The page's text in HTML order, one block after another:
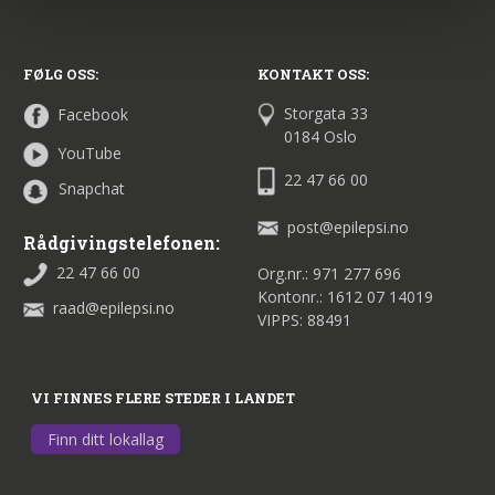
FØLG OSS:
Facebook
YouTube
Snapchat
Rådgivingstelefonen:
22 47 66 00
raad@epilepsi.no
KONTAKT OSS:
Storgata 33
0184 Oslo
22 47 66 00
post@epilepsi.no
Org.nr.: 971 277 696
Kontonr.: 1612 07 14019
VIPPS: 88491
VI FINNES FLERE STEDER I LANDET
Finn ditt lokallag